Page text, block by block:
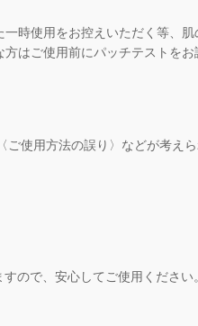
時使用をお控えいただく等、肌
はご使用前にパッチテストをお
使用方法の誤り〉などが考えら
ので、安心してご使用ください。